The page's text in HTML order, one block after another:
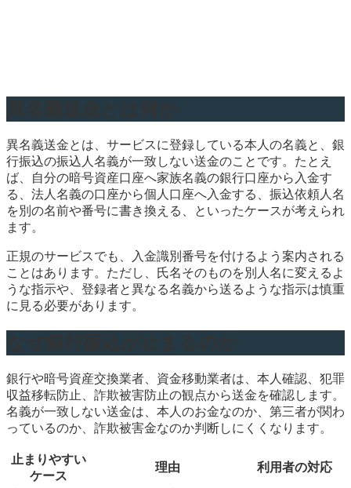
異名義送金とは、サービスに登録している本人の名義と、銀
行振込の振込人名義が一致しない送金のことです。たとえ
ば、自分の暗号資産口座へ家族名義の銀行口座から入金す
る、法人名義の口座から個人口座へ入金する、振込依頼人名
を別の名前や番号に書き換える、といったケースが考えられ
ます。
正規のサービスでも、入金識別番号を付けるよう案内される
ことはあります。ただし、氏名そのものを別人名に変えるよ
うな指示や、登録者と異なる名義から送るような指示は慎重
に見る必要があります。
銀行や暗号資産交換業者、資金移動業者は、本人確認、犯罪
収益移転防止、詐欺被害防止の観点から送金を確認します。
名義が一致しない送金は、本人のお金なのか、第三者が関わ
っているのか、詐欺被害金なのか判断しにくくなります。
止まりやすい
ケース
理由 利用者の対応